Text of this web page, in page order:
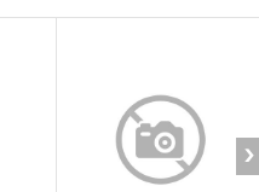
›